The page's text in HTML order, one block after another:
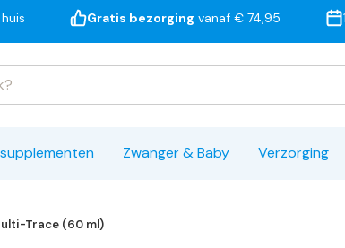
Gratis bezorging vanaf € 74,95
Zwanger & Baby Verzorging
Trace (60 ml)